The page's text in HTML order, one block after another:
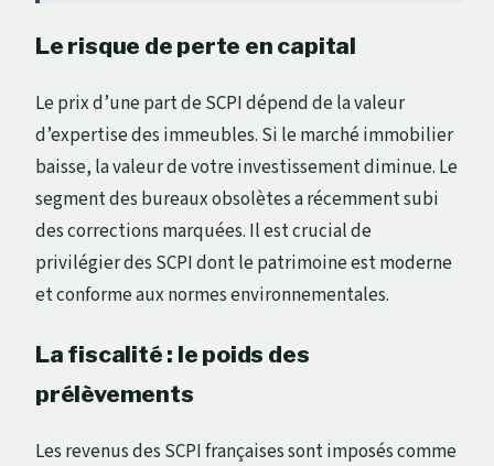
Le risque de perte en capital
Le prix d’une part de SCPI dépend de la valeur
d’expertise des immeubles. Si le marché immobilier
baisse, la valeur de votre investissement diminue. Le
segment des bureaux obsolètes a récemment subi
des corrections marquées. Il est crucial de
privilégier des SCPI dont le patrimoine est moderne
et conforme aux normes environnementales.
La fiscalité : le poids des
prélèvements
Les revenus des SCPI françaises sont imposés comme